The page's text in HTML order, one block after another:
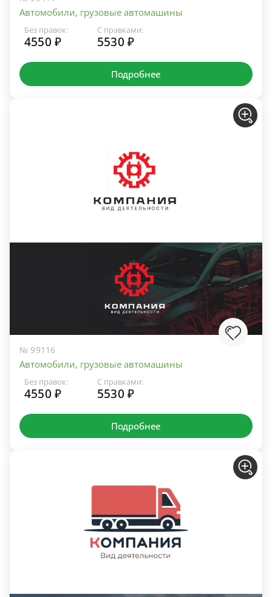
Автомобили, грузовые автомашины
Без правок:
4550 ₽
С правками:
5530 ₽
Подробнее
№ 99116
Автомобили, грузовые автомашины
Без правок:
4550 ₽
С правками:
5530 ₽
Подробнее